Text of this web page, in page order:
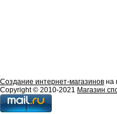
Создание интернет-магазинов на
Copyright © 2010-2021 Магазин